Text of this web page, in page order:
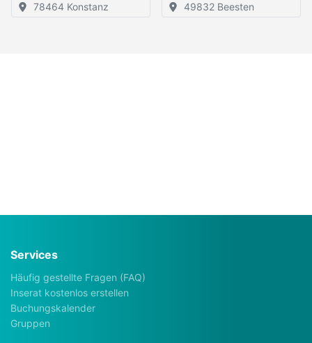
78464 Konstanz
49832 Beesten
Services
Häufig gestellte Fragen (FAQ)
Inserat kostenlos erstellen
Buchungskalender
Gruppen